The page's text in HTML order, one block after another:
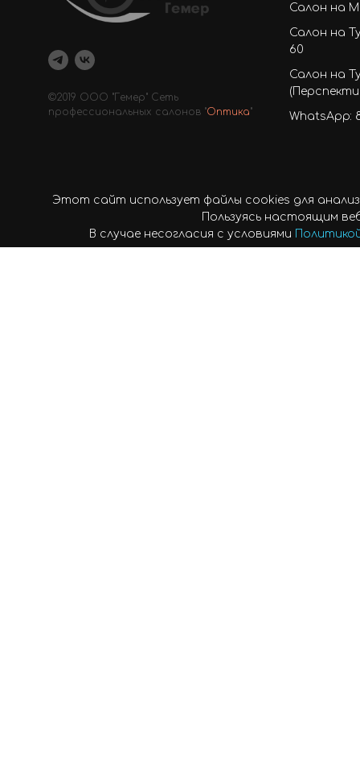
©2019 ООО "Гемер" Сеть
профессиональных салонов "Оптика"
Салон на
Салон на
60
Салон на
WhatsApp:
Этот сайт использует файлы cookies для
Пользуясь настоящим
В случае несогласия с условиями